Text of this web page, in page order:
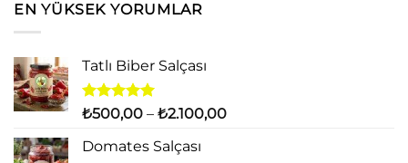
EN YÜKSEK YORUMLAR
Tatlı Biber Salçası
5 üzerinden
oy
aldı
₺500,00 – ₺2.100,00Fiyat
Domates Salçası